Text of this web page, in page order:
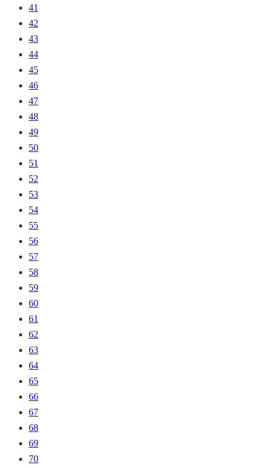
41
42
43
44
45
46
47
48
49
50
51
52
53
54
55
56
57
58
59
60
61
62
63
64
65
66
67
68
69
70